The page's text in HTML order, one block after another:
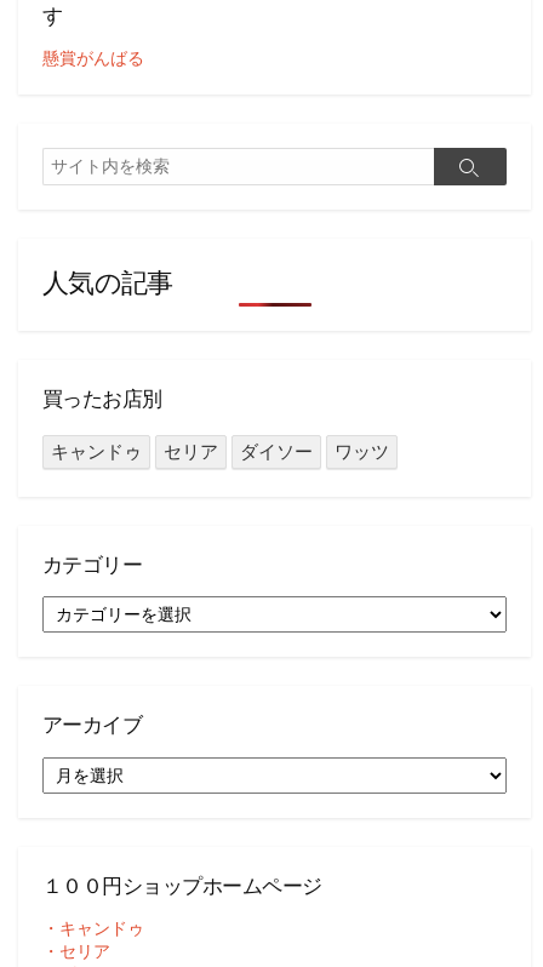
す
懸賞がんばる
検
索
検
人気の記事
買ったお店別
キャンドゥ セリア ダイソー ワッツ
カテゴリー
テ
アーカイブ
ー
１００円ショップホームページ
・キャンドゥ
・セリア